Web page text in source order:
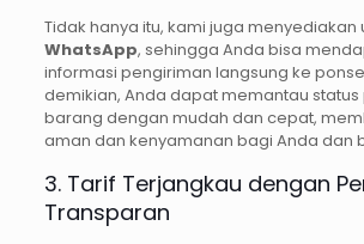
Tidak hanya itu, kami juga
WhatsApp, sehingga Anda bisa
informasi pengiriman langsung ke
demikian, Anda dapat memantau
barang dengan mudah dan cepat,
aman dan kenyamanan bagi Anda dan
3. Tarif Terjangkau dengan
Transparan